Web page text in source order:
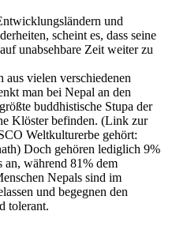
und
scheint es, dass seine
unabsehbare Zeit weiter zu
aus vielen verschiedenen
man bei Nepal an den
buddhistische Stupa der
Klöster befinden. (Link zur
Weltkulturerbe gehört:
Doch gehören lediglich 9%
während 81% dem
Nepals sind im
und begegnen den
tolerant.